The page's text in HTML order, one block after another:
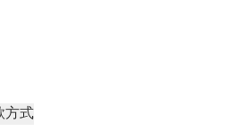
方式